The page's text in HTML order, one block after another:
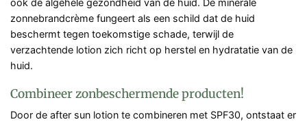
ook de algehele gezondheid van de huid. De minerale
zonnebrandcrème fungeert als een schild dat de huid
beschermt tegen toekomstige schade, terwijl de
verzachtende lotion zich richt op herstel en hydratatie van de
huid.
Combineer zonbeschermende producten!
Door de after sun lotion te combineren met SPF30, ontstaat er